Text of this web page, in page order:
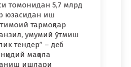
томонидан 5,7 млрд
юзасидан иш
тармоқлар
умумий ўтмиш
тендер” – деб
мақола
ишлари